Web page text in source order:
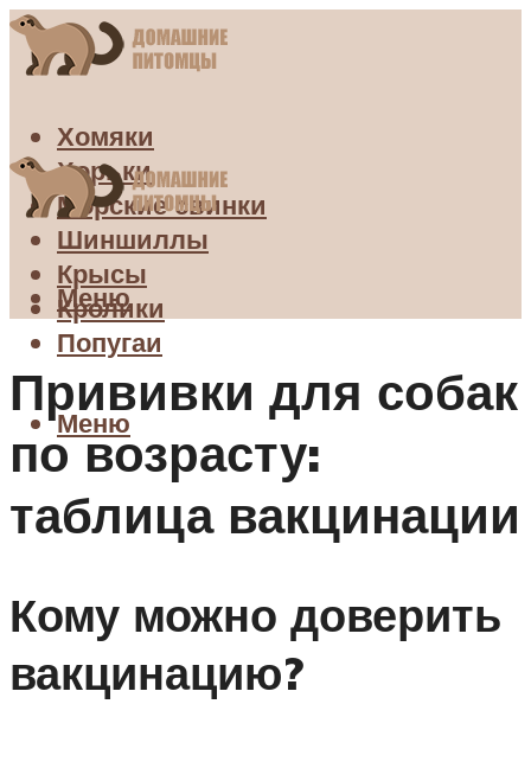
Хомяки
Хорьки
Морские свинки
Шиншиллы
Крысы
Кролики
Попугаи
Меню
Меню
Прививки для собак
по возрасту:
таблица вакцинации
Кому можно доверить
вакцинацию?